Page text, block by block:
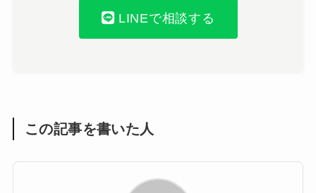
LINEで相談する
この記事を書いた人